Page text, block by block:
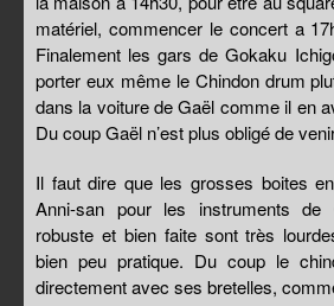
matériel, commencer le concert a
Finalement les gars de Gokaku
porter eux même le Chindon drum
dans la voiture de Gaël comme il en
Du coup Gaël n’est plus obligé de
Il faut dire que les grosses boites
Anni-san pour les instruments de
robuste et bien faite sont très
bien peu pratique. Du coup le
directement avec ses bretelles,